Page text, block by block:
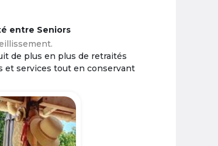
entre Seniors
de plus en plus de retraités
et services tout en conservant